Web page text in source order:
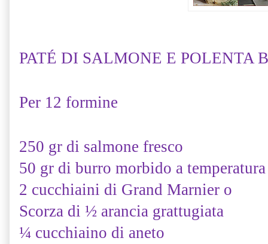
PATÉ DI SALMONE E POLENTA
Per 12 formine
250 gr di salmone fresco
50 gr di burro morbido a
2 cucchiaini di Grand Marnier o
Scorza di ½ arancia grattugiata
¼ cucchiaino di aneto